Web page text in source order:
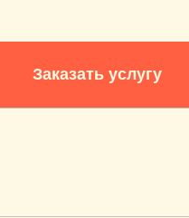
Заказать услугу